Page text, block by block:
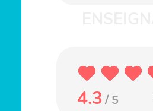
4.3 / 5